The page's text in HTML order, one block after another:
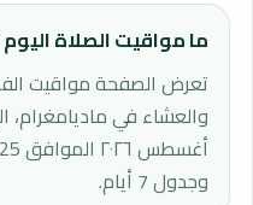
ما مواقيت الصلاة
تعرض الصفحة مواقيت
وجدول 7 أيام.